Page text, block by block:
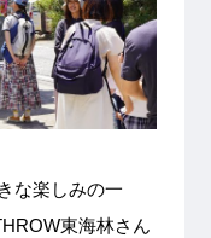
な楽しみの一
東海林さん